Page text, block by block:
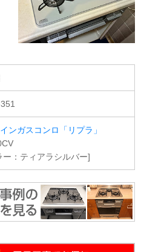
ンガスコンロ「リプラ」
ー：ティアラシルバー]